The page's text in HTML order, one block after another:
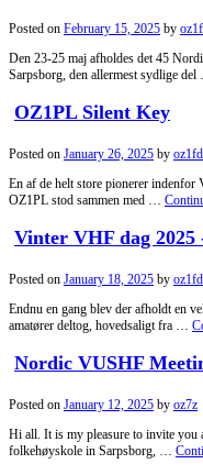
Posted on February 15, 2025 by
Den 23-25 maj afholdes det 45
Sarpsborg, den allermest sydlige
OZ1PL Silent Key
Posted on January 26, 2025 by
En af de helt store pionerer
OZ1PL stod sammen med …
Vinter VHF dag
Posted on January 18, 2025 by
Endnu en gang blev der afholdt en
amatører deltog, hovedsaligt fra …
Nordic VUSHF
Posted on January 12, 2025 by oz7z
Hi all. It is my pleasure to invite you
folkehøyskole in Sarpsborg, …